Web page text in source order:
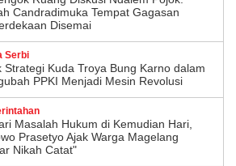
Candradimuka Tempat Gagasan
Disemai
Serbi
Strategi Kuda Troya Bung Karno dalam
PPKI Menjadi Mesin Revolusi
Masalah Hukum di Kemudian Hari,
Prasetyo Ajak Warga Magelang
Nikah Catat"